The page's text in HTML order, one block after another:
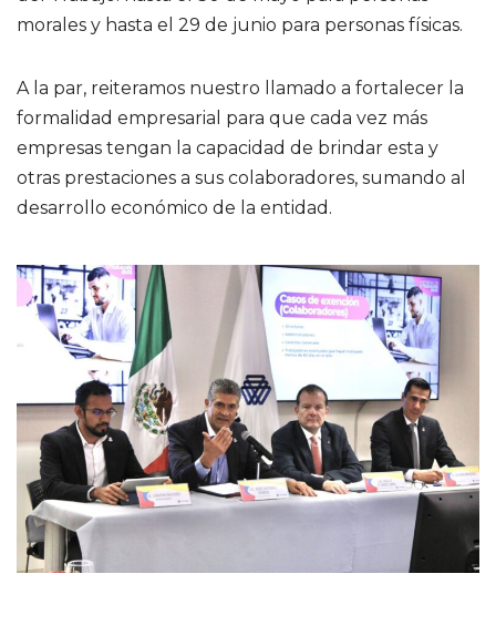
morales y hasta el 29 de junio para personas físicas.
A la par, reiteramos nuestro llamado a fortalecer la
formalidad empresarial para que cada vez más
empresas tengan la capacidad de brindar esta y
otras prestaciones a sus colaboradores, sumando al
desarrollo económico de la entidad.